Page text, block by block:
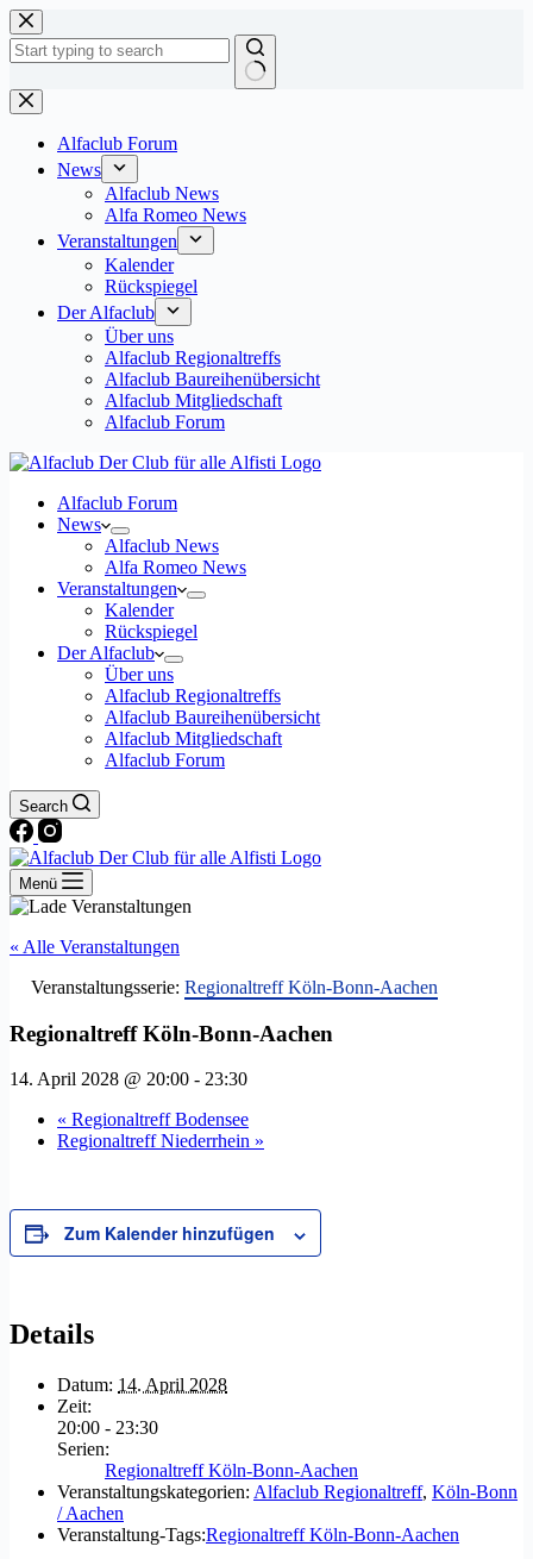
Zum
Inhalt
springen
Keine
Ergebnisse
Alfaclub Forum
News
Alfaclub News
Alfa Romeo News
Veranstaltungen
Kalender
Rückspiegel
Der Alfaclub
Über uns
Alfaclub Regionaltreffs
Alfaclub Baureihenübersicht
Alfaclub Mitgliedschaft
Alfaclub Forum
Alfaclub Forum
News
Alfaclub News
Alfa Romeo News
Veranstaltungen
Kalender
Rückspiegel
Der Alfaclub
Über uns
Alfaclub Regionaltreffs
Alfaclub Baureihenübersicht
Alfaclub Mitgliedschaft
Alfaclub Forum
Search
Menü
« Alle Veranstaltungen
Veranstaltungsserie: Regionaltreff Köln-Bonn-Aachen
Regionaltreff Köln-Bonn-Aachen
14. April 2028 @ 20:00 - 23:30
« Regionaltreff Bodensee
Regionaltreff Niederrhein »
Zum Kalender hinzufügen
Details
Datum: 14. April 2028
Zeit:
20:00 - 23:30
Serien:
Regionaltreff Köln-Bonn-Aachen
Veranstaltungskategorien: Alfaclub Regionaltreff, Köln-Bonn
/ Aachen
Veranstaltung-Tags:Regionaltreff Köln-Bonn-Aachen